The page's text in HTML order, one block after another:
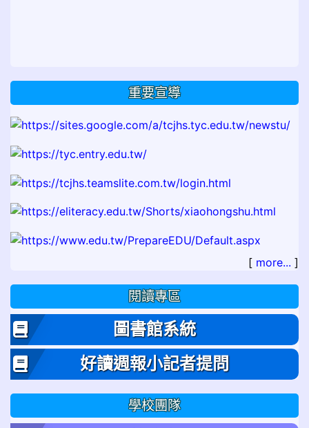
重要宣導
[ more... ]
閱讀專區
圖書館系統
好讀週報小記者提問
學校團隊